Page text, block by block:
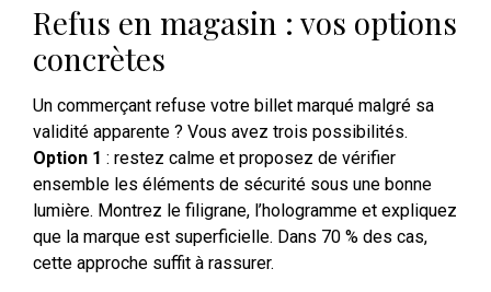
Refus en magasin : vos options
concrètes
Un commerçant refuse votre billet marqué malgré sa
validité apparente ? Vous avez trois possibilités.
Option 1 : restez calme et proposez de vérifier
ensemble les éléments de sécurité sous une bonne
lumière. Montrez le filigrane, l’hologramme et expliquez
que la marque est superficielle. Dans 70 % des cas,
cette approche suffit à rassurer.